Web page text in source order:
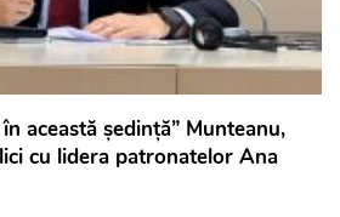
această ședință” Munteanu,
cu lidera patronatelor Ana